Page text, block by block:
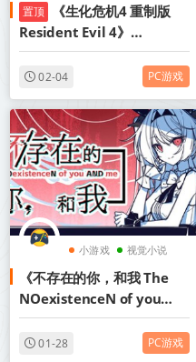
置顶
《生化危机4 重制版
Resident Evil 4》
Build.21521672-全DLC+新
增艾达王DLC丨中文版网盘
下载
02-04 PC游戏
小游戏 视觉小说
恐怖
《不存在的你，和我 The
NOexistenceN of you
AND me》v2.333.2.7丨中
文版网盘下载
01-28 PC游戏